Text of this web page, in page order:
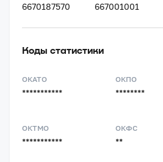
6670187570 667001001
Коды статистики
ОКАТО
***********
ОКПО
********
ОКТМО
***********
ОКФС
**